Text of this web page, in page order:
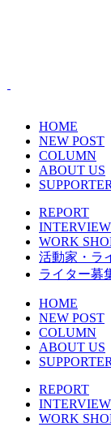
HOME
NEW POST
COLUMN
ABOUT US
REPORT
INTERVIEW
WORK
活動家・ラ
ライター募
HOME
NEW POST
COLUMN
ABOUT US
REPORT
INTERVIEW
WORK